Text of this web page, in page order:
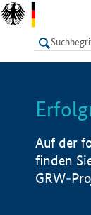
LISTE
Auf der
finden
GRW-